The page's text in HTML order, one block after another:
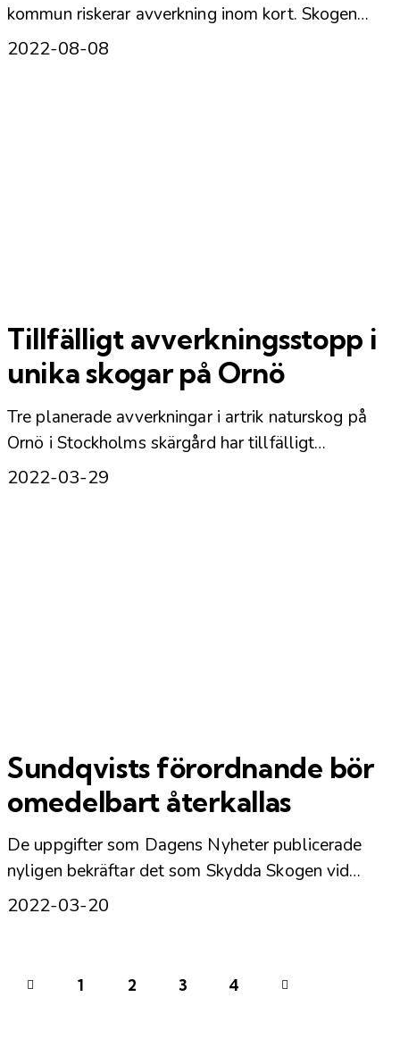
kommun riskerar avverkning inom kort. Skogen…
2022-08-08
Tillfälligt avverkningsstopp i
unika skogar på Ornö
Tre planerade avverkningar i artrik naturskog på
Ornö i Stockholms skärgård har tillfälligt…
2022-03-29
Sundqvists förordnande bör
omedelbart återkallas
De uppgifter som Dagens Nyheter publicerade
nyligen bekräftar det som Skydda Skogen vid…
2022-03-20
Sidnumrering för
Page
1 Page
2 Page
3 Page
4